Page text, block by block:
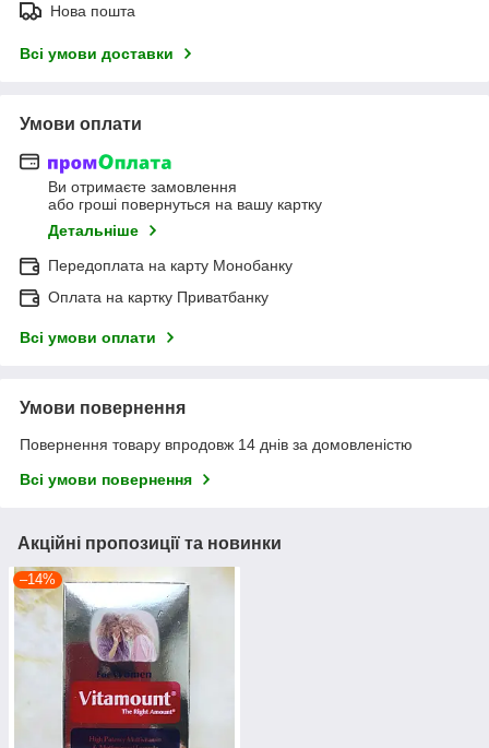
Нова пошта
Всі умови доставки
Умови оплати
Ви отримаєте замовлення
або гроші повернуться на вашу картку
Детальніше
Передоплата на карту Монобанку
Оплата на картку Приватбанку
Всі умови оплати
Умови повернення
Повернення товару впродовж 14 днів за домовленістю
Всі умови повернення
Акційні пропозиції та новинки
–14%